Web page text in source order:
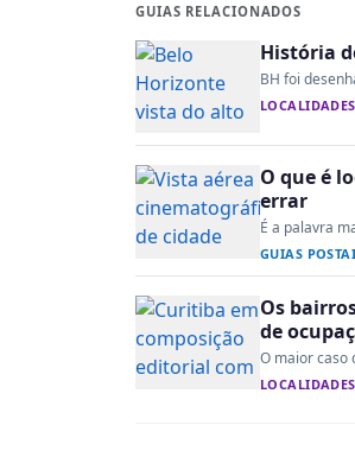
GUIAS RELACIONADOS
História
BH foi
LOCALIDADES
O que é
errar
É a palavra
GUIAS
Os
de
O maior caso
LOCALIDADES